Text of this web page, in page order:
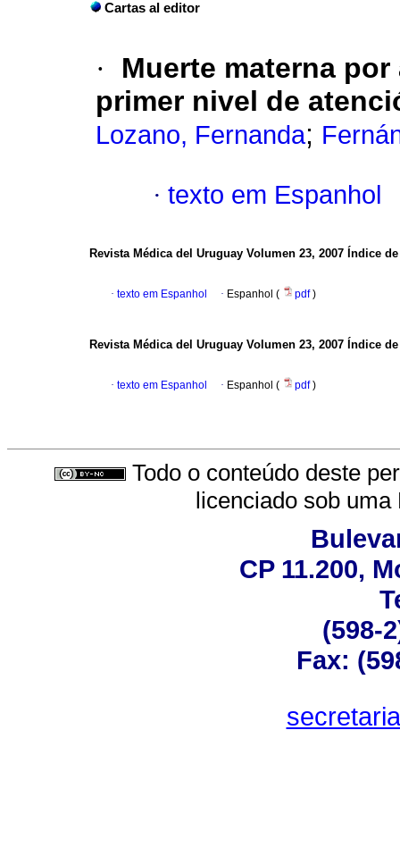
Cartas al editor
·
Muerte materna
primer nivel de
Lozano, Fernanda;
· texto em Espanhol
Revista Médica del Uruguay Volumen 23, 2007 Índice
· texto em Espanhol · Espanhol ( pdf)
Revista Médica del Uruguay Volumen 23, 2007 Índice
· texto em Espanhol · Espanhol ( pdf)
Todo o conteúdo deste
licenciado sob uma
CP 11.200,
(598-
Fax: